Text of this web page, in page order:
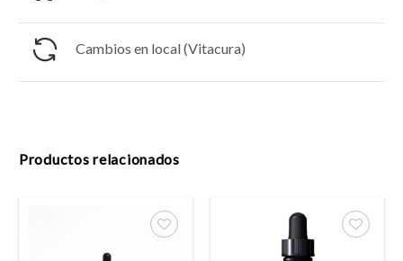
Cambios en local (Vitacura)
Productos relacionados